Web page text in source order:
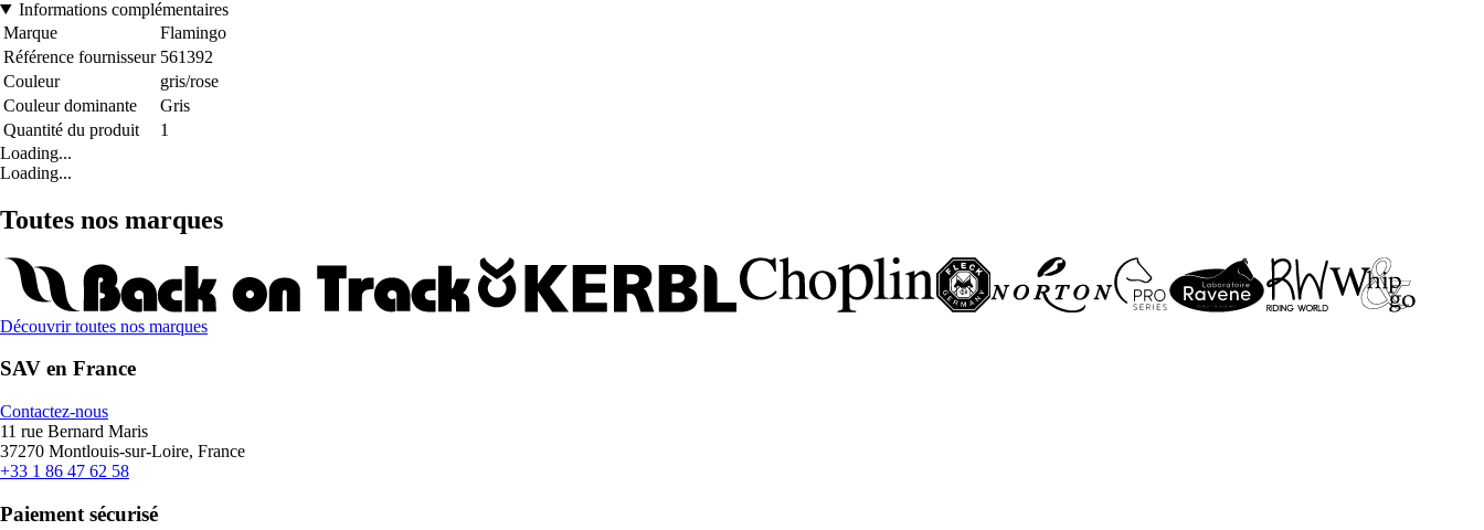
Informations complémentaires
Marque
Flamingo
Référence fournisseur 561392
Couleur
gris/rose
Couleur dominante
Gris
Quantité du produit
1
Loading...
Loading...
Toutes nos marques
Découvrir toutes nos marques
SAV en France
Contactez-nous
11 rue Bernard Maris
37270 Montlouis-sur-Loire, France
+33 1 86 47 62 58
Paiement sécurisé